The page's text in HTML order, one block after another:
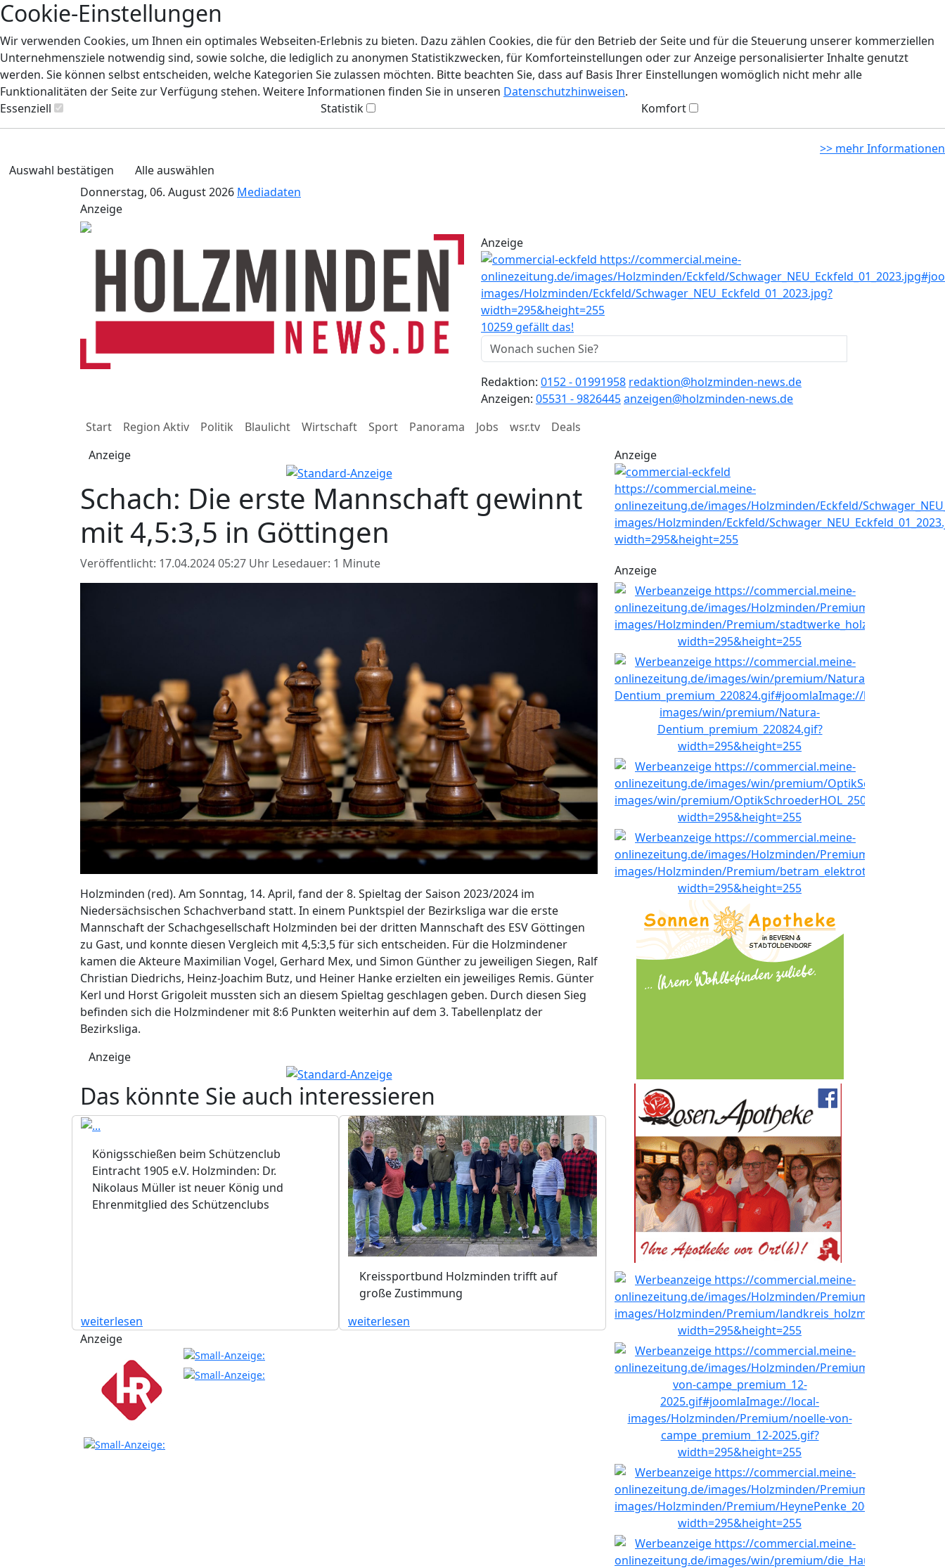
Cookie-Einstellungen
Wir verwenden Cookies, um Ihnen ein optimales Webseiten-Erlebnis zu bieten. Dazu zählen Cookies, die für den Betrieb der Seite und für die Steuerung unserer kommerziellen
Unternehmensziele notwendig sind, sowie solche, die lediglich zu anonymen Statistikzwecken, für Komforteinstellungen oder zur Anzeige personalisierter Inhalte genutzt
werden. Sie können selbst entscheiden, welche Kategorien Sie zulassen möchten. Bitte beachten Sie, dass auf Basis Ihrer Einstellungen womöglich nicht mehr alle
Funktionalitäten der Seite zur Verfügung stehen. Weitere Informationen finden Sie in unseren Datenschutzhinweisen.
Essenziell
Statistik Komfort
>> mehr Informationen
Auswahl bestätigen
Alle auswählen
Donnerstag, 06. August 2026 Mediadaten
Anzeige
Anzeige
10259 gefällt das!
Redaktion: 0152 - 01991958 redaktion@holzminden-news.de
Anzeigen: 05531 - 9826445anzeigen@holzminden-news.de
Start
Region Aktiv Politik Blaulicht Wirtschaft Sport Panorama Jobs wsr.tv
Deals
Anzeige
Schach: Die erste Mannschaft gewinnt
mit 4,5:3,5 in Göttingen
Veröffentlicht: 17.04.2024 05:27 Uhr Lesedauer: 1 Minute
Holzminden (red). Am Sonntag, 14. April, fand der 8. Spieltag der Saison 2023/2024 im
Niedersächsischen Schachverband statt. In einem Punktspiel der Bezirksliga war die erste
Mannschaft der Schachgesellschaft Holzminden bei der dritten Mannschaft des ESV Göttingen
zu Gast, und konnte diesen Vergleich mit 4,5:3,5 für sich entscheiden. Für die Holzmindener
kamen die Akteure Maximilian Vogel, Gerhard Mex, und Simon Günther zu jeweiligen Siegen, Ralf
Christian Diedrichs, Heinz-Joachim Butz, und Heiner Hanke erzielten ein jeweiliges Remis. Günter
Kerl und Horst Grigoleit mussten sich an diesem Spieltag geschlagen geben. Durch diesen Sieg
befinden sich die Holzmindener mit 8:6 Punkten weiterhin auf dem 3. Tabellenplatz der
Bezirksliga.
Anzeige
Das könnte Sie auch interessieren
Königsschießen beim Schützenclub
Eintracht 1905 e.V. Holzminden: Dr.
Nikolaus Müller ist neuer König und
Ehrenmitglied des Schützenclubs
weiterlesen
Kreissportbund Holzminden trifft auf
große Zustimmung
weiterlesen
Anzeige
Anzeige
Anzeige